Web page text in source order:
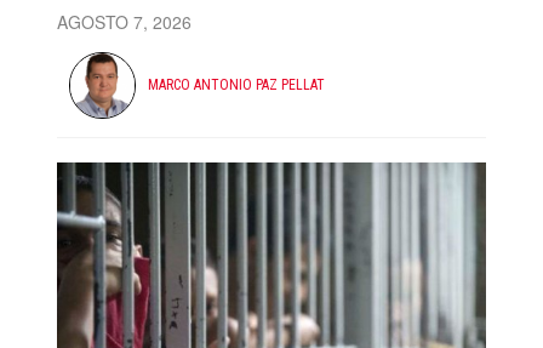
AGOSTO 7, 2026
MARCO ANTONIO PAZ PELLAT